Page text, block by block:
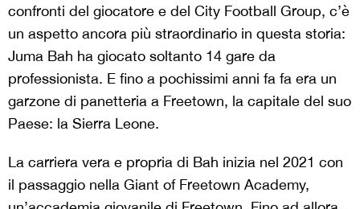
confronti del giocatore e del City Football Group, c’è
un aspetto ancora più straordinario in questa storia:
Juma Bah ha giocato soltanto 14 gare da
professionista. E fino a pochissimi anni fa fa era un
garzone di panetteria a Freetown, la capitale del suo
Paese: la Sierra Leone.
La carriera vera e propria di Bah inizia nel 2021 con
il passaggio nella Giant of Freetown Academy,